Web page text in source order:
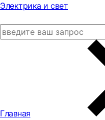
Электрика и свет
Главная